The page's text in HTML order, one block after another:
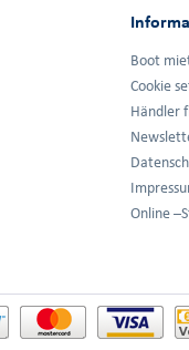
Boot
Cookie
Händler
Online